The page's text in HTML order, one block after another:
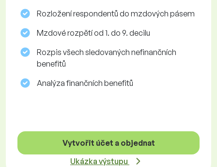
Rozložení respondentů do mzdových pásem
Mzdové rozpětí od 1. do 9. decilu
Rozpis všech sledovaných nefinančních
benefitů
Analýza finančních benefitů
Vytvořit účet a objednat
Ukázka výstupu